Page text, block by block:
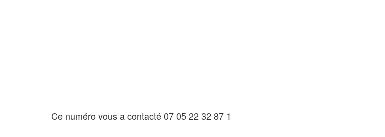
Ce numéro vous a contacté 07 05 22 32 87 1